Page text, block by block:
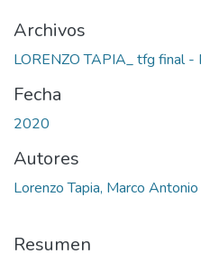
Archivos
LORENZO TAPIA_ tfg final -
Fecha
2020
Autores
Lorenzo Tapia, Marco Antonio
Resumen